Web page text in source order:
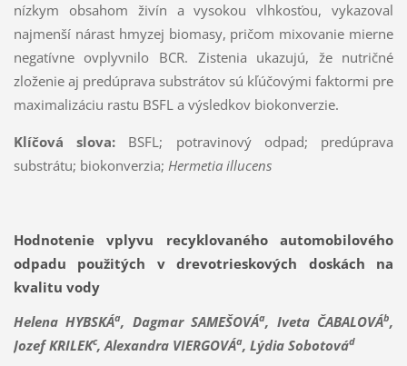
nízkym obsahom živín a vysokou vlhkosťou, vykazoval
najmenší nárast hmyzej biomasy, pričom mixovanie mierne
negatívne ovplyvnilo BCR. Zistenia ukazujú, že nutričné
zloženie aj predúprava substrátov sú kľúčovými faktormi pre
maximalizáciu rastu BSFL a výsledkov biokonverzie.
Klíčová slova: BSFL; potravinový odpad; predúprava
substrátu; biokonverzia; Hermetia illucens
Hodnotenie vplyvu recyklovaného automobilového
odpadu použitých v drevotrieskových doskách na
kvalitu vody
Helena HYBSKÁa, Dagmar SAMEŠOVÁa, Iveta ČABALOVÁb,
Jozef KRILEKc, Alexandra VIERGOVÁa, Lýdia Sobotovád